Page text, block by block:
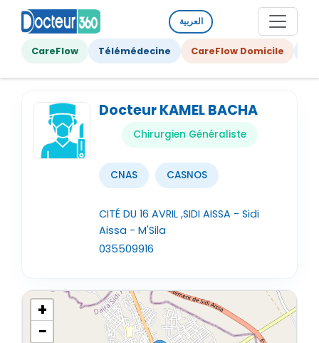
العربية
CareFlow Télémédecine CareFlow Domicile
Docteur KAMEL BACHA
Chirurgien Généraliste
CNAS CASNOS
CITÉ DU 16 AVRIL ,SIDI AISSA - Sidi
Aissa - M'Sila
035509916
+
−